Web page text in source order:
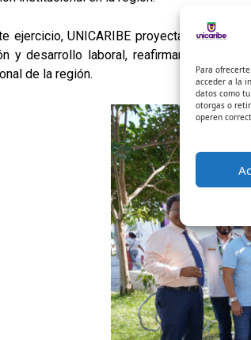
Para
acceder a la
datos como
otorgas o
operen
ejercicio, UNICARIBE proyecta la
y desarrollo laboral, reafirmando su
de la región.